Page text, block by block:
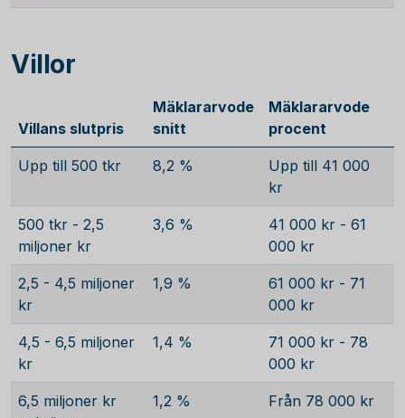
Villor
Villans slutpris
Mäklararvode
snitt
Mäklararvode
procent
Upp till 500 tkr 8,2 %
Upp till 41 000
kr
500 tkr - 2,5
miljoner kr
3,6 %
41 000 kr - 61
000 kr
2,5 - 4,5 miljoner
kr
1,9 %
61 000 kr - 71
000 kr
4,5 - 6,5 miljoner
kr
1,4 %
71 000 kr - 78
000 kr
6,5 miljoner kr
1,2 % Från 78 000 kr